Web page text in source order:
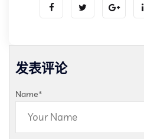
发表评论
Name*